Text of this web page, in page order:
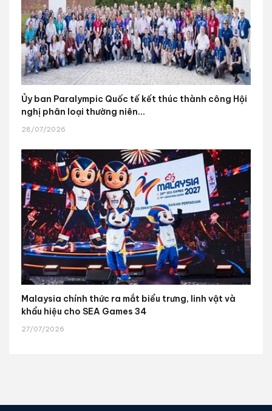
Ủy ban Paralympic Quốc tế kết thúc thành công Hội
nghị phân loại thường niên...
28/07/2026
Malaysia chính thức ra mắt biểu trưng, linh vật và
khẩu hiệu cho SEA Games 34
27/07/2026